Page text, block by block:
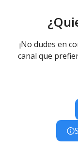
¡No dudes en
canal que